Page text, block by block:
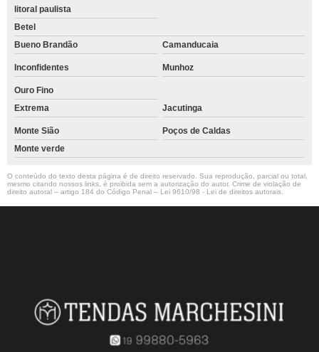
litoral paulista
Betel
Bueno Brandão
Camanducaia
Inconfidentes Munhoz
Ouro Fino
Extrema
Jacutinga
Monte Sião
Poços de Caldas
Monte verde
O conteúdo do texto desta página é de direito reservado. Sua reprodução, parcial ou total,
mesmo citando nossos links, é proibida sem a autorização do autor. Crime de violação de
direito autoral – artigo 184 do Código Penal – Lei 9610/98 - Lei de direitos autorais